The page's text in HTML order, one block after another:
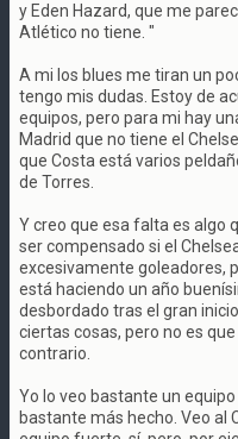
y Eden Hazard, que me
Atlético no tiene. "
A mi los blues me tiran un
tengo mis dudas. Estoy de
equipos, pero para mi hay
Madrid que no tiene el
que Costa está varios
de Torres.
Y creo que esa falta es algo
ser compensado si el
excesivamente goleadores,
está haciendo un año
desbordado tras el gran
ciertas cosas, pero no es
contrario.
Yo lo veo bastante un
bastante más hecho. Veo al